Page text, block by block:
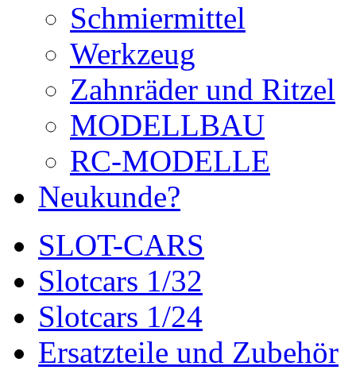
Schmiermittel
Werkzeug
Zahnräder und Ritzel
MODELLBAU
RC-MODELLE
Neukunde?
SLOT-CARS
Slotcars 1/32
Slotcars 1/24
Ersatzteile und Zubehör